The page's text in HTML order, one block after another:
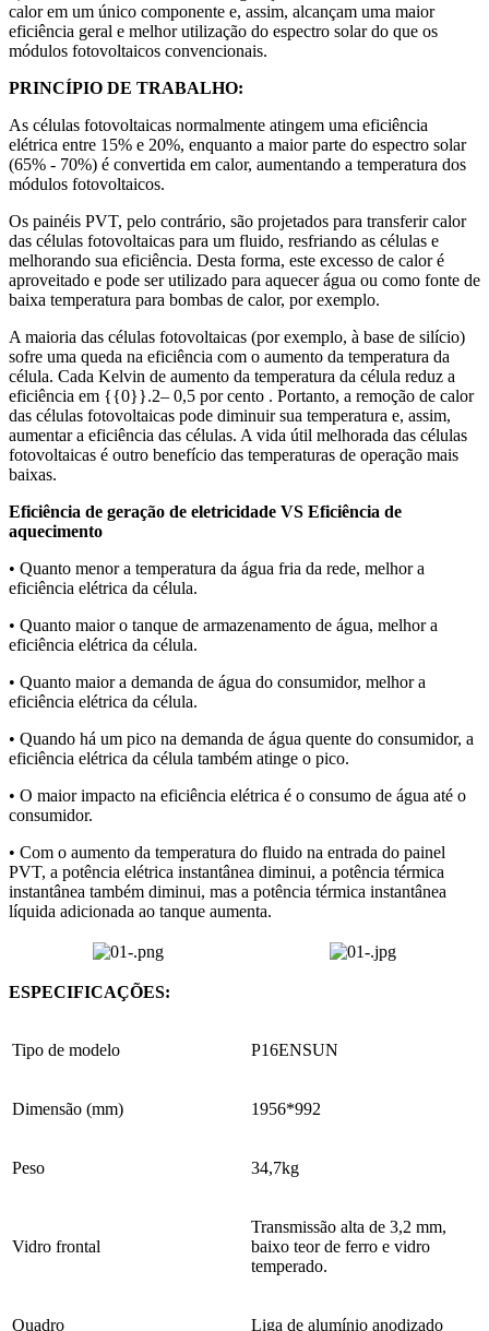
calor em um único componente e, assim, alcançam uma maior
eficiência geral e melhor utilização do espectro solar do que os
módulos fotovoltaicos convencionais.
PRINCÍPIO DE TRABALHO:
As células fotovoltaicas normalmente atingem uma eficiência
elétrica entre 15% e 20%, enquanto a maior parte do espectro solar
(65% - 70%) é convertida em calor, aumentando a temperatura dos
módulos fotovoltaicos.
Os painéis PVT, pelo contrário, são projetados para transferir calor
das células fotovoltaicas para um fluido, resfriando as células e
melhorando sua eficiência. Desta forma, este excesso de calor é
aproveitado e pode ser utilizado para aquecer água ou como fonte de
baixa temperatura para bombas de calor, por exemplo.
A maioria das células fotovoltaicas (por exemplo, à base de silício)
sofre uma queda na eficiência com o aumento da temperatura da
célula. Cada Kelvin de aumento da temperatura da célula reduz a
eficiência em {{0}}.2– 0,5 por cento . Portanto, a remoção de calor
das células fotovoltaicas pode diminuir sua temperatura e, assim,
aumentar a eficiência das células. A vida útil melhorada das células
fotovoltaicas é outro benefício das temperaturas de operação mais
baixas.
Eficiência de geração de eletricidade VS Eficiência de
aquecimento
• Quanto menor a temperatura da água fria da rede, melhor a
eficiência elétrica da célula.
• Quanto maior o tanque de armazenamento de água, melhor a
eficiência elétrica da célula.
• Quanto maior a demanda de água do consumidor, melhor a
eficiência elétrica da célula.
• Quando há um pico na demanda de água quente do consumidor, a
eficiência elétrica da célula também atinge o pico.
• O maior impacto na eficiência elétrica é o consumo de água até o
consumidor.
• Com o aumento da temperatura do fluido na entrada do painel
PVT, a potência elétrica instantânea diminui, a potência térmica
instantânea também diminui, mas a potência térmica instantânea
líquida adicionada ao tanque aumenta.
ESPECIFICAÇÕES:
Tipo de modelo P16ENSUN
Dimensão (mm) 1956*992
Peso 34,7kg
Vidro frontal
Transmissão alta de 3,2 mm,
baixo teor de ferro e vidro
temperado.
Quadro Liga de alumínio anodizado